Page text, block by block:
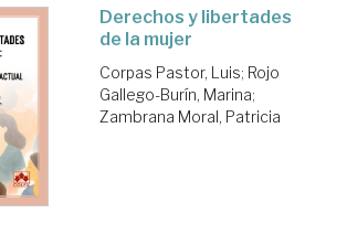
Derechos y libertades
de la mujer
Corpas Pastor, Luis; Rojo
Gallego-Burín, Marina;
Zambrana Moral, Patricia